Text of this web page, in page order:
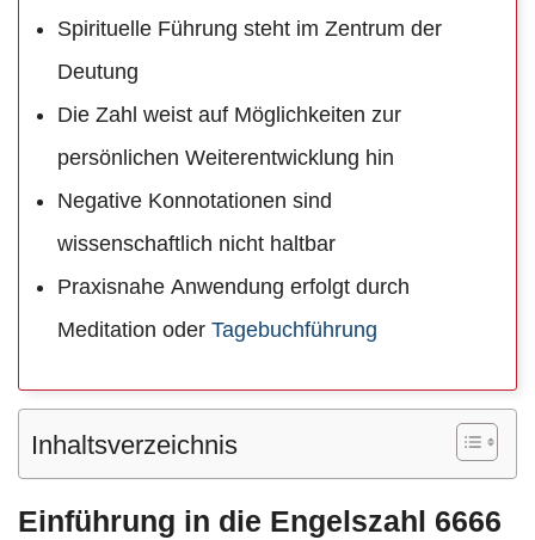
Spirituelle Führung steht im Zentrum der
Deutung
Die Zahl weist auf Möglichkeiten zur
persönlichen Weiterentwicklung hin
Negative Konnotationen sind
wissenschaftlich nicht haltbar
Praxisnahe Anwendung erfolgt durch
Meditation oder Tagebuchführung
Inhaltsverzeichnis
Einführung in die Engelszahl 6666